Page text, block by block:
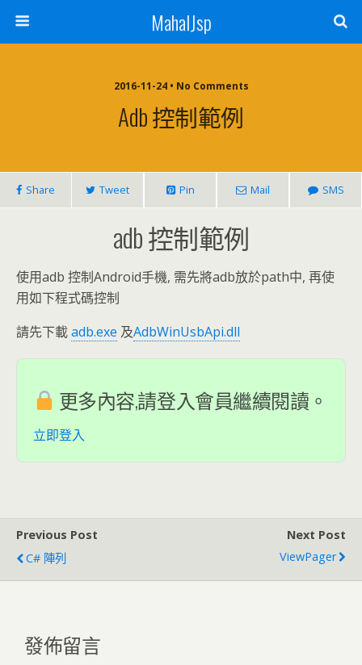
MahalJsp
2016-11-24 • No Comments
Adb 控制範例
Share Tweet Pin Mail SMS
adb 控制範例
使用adb 控制Android手機, 需先將adb放於path中, 再使
用如下程式碼控制
請先下載adb.exe 及AdbWinUsbApi.dll
更多內容,請登入會員繼續閱讀。
立即登入
Previous Post
C# 陣列
Next Post
ViewPager
發佈留言